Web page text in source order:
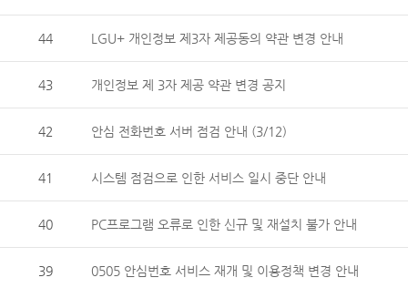
44 LGU+ 개인정보 제3자 제공동의 약관 변경 안내
43 개인정보 제 3자 제공 약관 변경 공지
42 안심 전화번호 서버 점검 안내 (3/12)
41 시스템 점검으로 인한 서비스 일시 중단 안내
40 PC프로그램 오류로 인한 신규 및 재설치 불가 안내
39 0505 안심번호 서비스 재개 및 이용정책 변경 안내